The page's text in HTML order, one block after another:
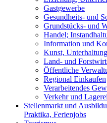
Gastgewerbe
Gesundheits- und
Grundstücks- und
Handel;
Information und
Kunst,
Land- und
Öffentliche
Regional Einkaufen
Verarbeitendes
Verkehr und Lagerei
Stellenmarkt und
Praktika, Ferienjobs